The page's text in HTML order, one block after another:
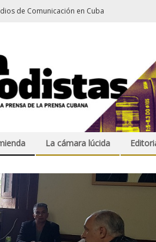
de Comunicación en Cuba
La cámara lúcida